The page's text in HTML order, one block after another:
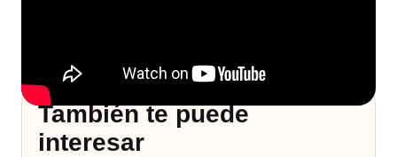
También te puede
interesar